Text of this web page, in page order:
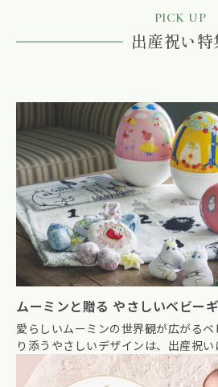
PICK UP
出産祝い特
ムーミンと贈る やさしいベビー
愛らしいムーミンの世界観が広がる
り添うやさしいデザインは、出産祝い